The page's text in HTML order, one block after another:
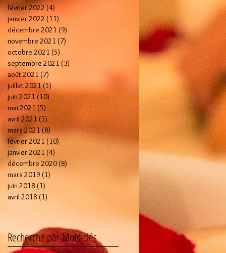
février 2022(4)4 posts
janvier 2022 (11)
décembre 2021 (9)
novembre 2021 (7)
octobre 2021 (5)
septembre 2021 (3)
août 2021 (7)
juillet 2021(5)5 posts
juin 2021(10)10 posts
mai 2021 (5) 5 posts
avril 2021 (5) 5 posts
mars 2021(8)8 posts
février 2021 (10) 10 posts
janvier 2021 (4)
décembre 2020(8)
mars 2019 (1)
juin 2018 (1)
avril 2018 (1)
Recherche par Mots-clés